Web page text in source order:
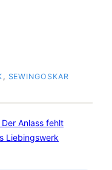
, SEWINGOSKAR
Anlass fehlt
Liebingswerk